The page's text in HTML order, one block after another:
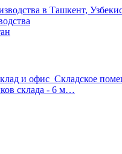
и офис Складское
склада - 6 м…